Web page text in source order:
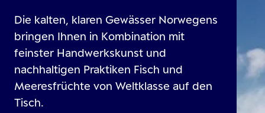
Die kalten, klaren Gewässer Norwegens
bringen Ihnen in Kombination mit
feinster Handwerkskunst und
nachhaltigen Praktiken Fisch und
Meeresfrüchte von Weltklasse auf den
Tisch.